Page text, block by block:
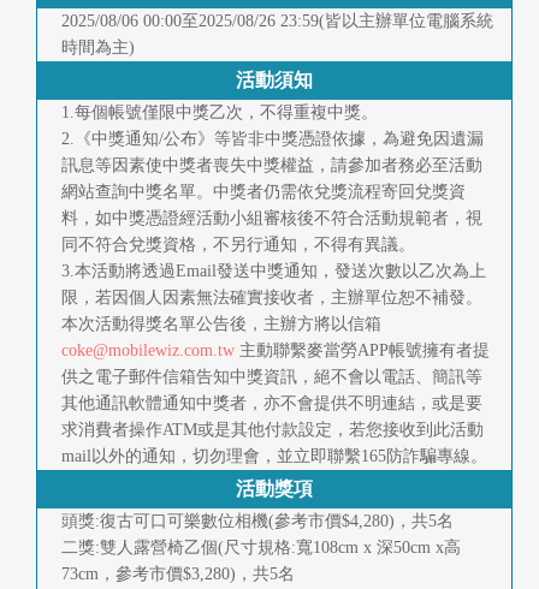
2025/08/06 00:00至2025/08/26 23:59(皆以主辦單位電腦系統
時間為主)
活動須知
1.每個帳號僅限中獎乙次，不得重複中獎。
2.《中獎通知/公布》等皆非中獎憑證依據，為避免因遺漏
訊息等因素使中獎者喪失中獎權益，請參加者務必至活動
網站查詢中獎名單。中獎者仍需依兌獎流程寄回兌獎資
料，如中獎憑證經活動小組審核後不符合活動規範者，視
同不符合兌獎資格，不另行通知，不得有異議。
3.本活動將透過Email發送中獎通知，發送次數以乙次為上
限，若因個人因素無法確實接收者，主辦單位恕不補發。
本次活動得獎名單公告後，主辦方將以信箱
coke@mobilewiz.com.tw 主動聯繫麥當勞APP帳號擁有者提
供之電子郵件信箱告知中獎資訊，絕不會以電話、簡訊等
其他通訊軟體通知中獎者，亦不會提供不明連結，或是要
求消費者操作ATM或是其他付款設定，若您接收到此活動
mail以外的通知，切勿理會，並立即聯繫165防詐騙專線。
活動獎項
頭獎:復古可口可樂數位相機(參考市價$4,280)，共5名
二獎:雙人露營椅乙個(尺寸規格:寬108cm x 深50cm x高
73cm，參考市價$3,280)，共5名